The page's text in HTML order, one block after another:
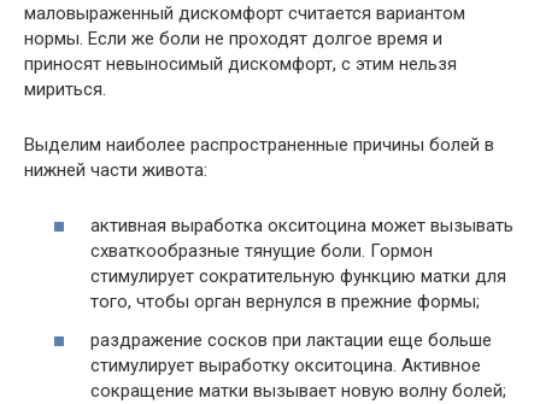
маловыраженный дискомфорт считается вариантом
нормы. Если же боли не проходят долгое время и
приносят невыносимый дискомфорт, с этим нельзя
мириться.
Выделим наиболее распространенные причины болей в
нижней части живота:
активная выработка окситоцина может вызывать
схваткообразные тянущие боли. Гормон
стимулирует сократительную функцию матки для
того, чтобы орган вернулся в прежние формы;
раздражение сосков при лактации еще больше
стимулирует выработку окситоцина. Активное
сокращение матки вызывает новую волну болей;